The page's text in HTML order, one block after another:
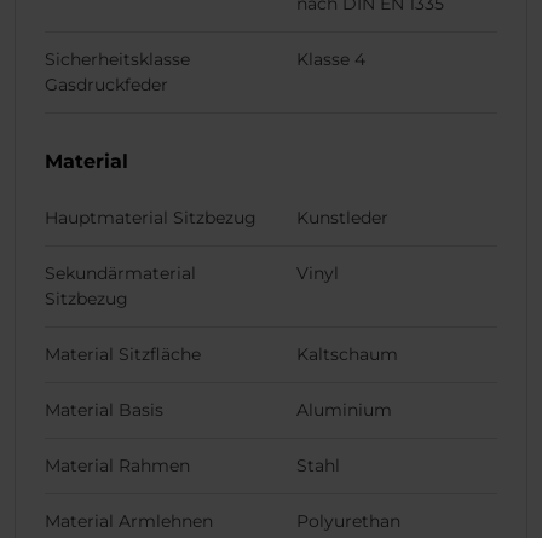
Sicherheitsklasse
Gasdruckfeder
Klasse 4
Material
Hauptmaterial Sitzbezug Kunstleder
Sekundärmaterial
Sitzbezug
Vinyl
Material Sitzfläche Kaltschaum
Material Basis Aluminium
Material Rahmen Stahl
Material Armlehnen Polyurethan